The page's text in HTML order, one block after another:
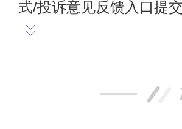
式/投诉意见反馈入口提